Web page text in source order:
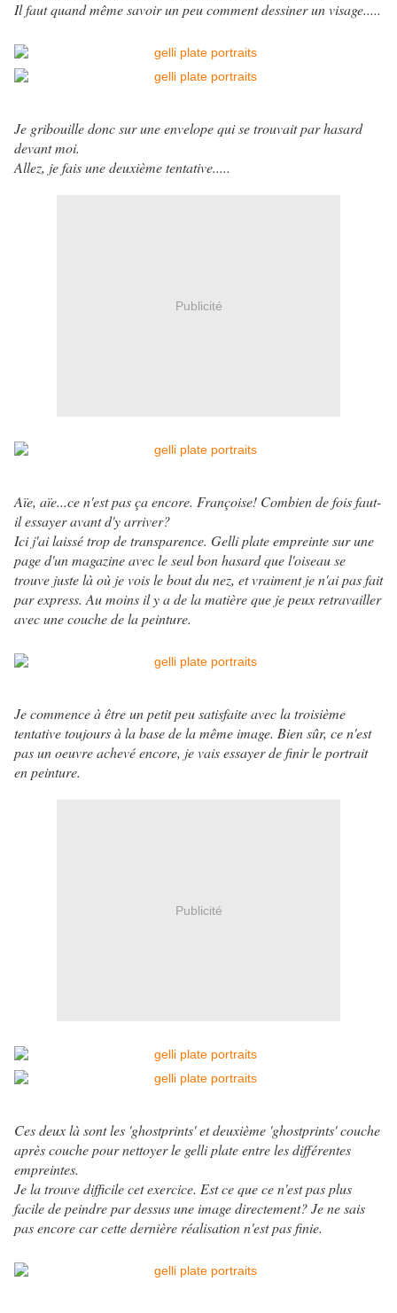
Il faut quand même savoir un peu comment dessiner un visage.....
Je gribouille donc sur une envelope qui se trouvait par hasard
devant moi.
Allez, je fais une deuxième tentative.....
Publicité
Aïe, aïe...ce n'est pas ça encore. Françoise! Combien de fois faut-
il essayer avant d'y arriver?
Ici j'ai laissé trop de transparence. Gelli plate empreinte sur une
page d'un magazine avec le seul bon hasard que l'oiseau se
trouve juste là où je vois le bout du nez, et vraiment je n'ai pas fait
par express. Au moins il y a de la matière que je peux retravailler
avec une couche de la peinture.
Je commence à être un petit peu satisfaite avec la troisième
tentative toujours à la base de la même image. Bien sûr, ce n'est
pas un oeuvre achevé encore, je vais essayer de finir le portrait
en peinture.
Publicité
Ces deux là sont les 'ghostprints' et deuxième 'ghostprints' couche
après couche pour nettoyer le gelli plate entre les différentes
empreintes.
Je la trouve difficile cet exercice. Est ce que ce n'est pas plus
facile de peindre par dessus une image directement? Je ne sais
pas encore car cette dernière réalisation n'est pas finie.